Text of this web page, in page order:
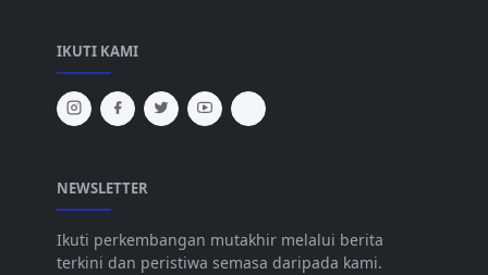
IKUTI KAMI
NEWSLETTER
Ikuti perkembangan mutakhir melalui berita
terkini dan peristiwa semasa daripada kami.